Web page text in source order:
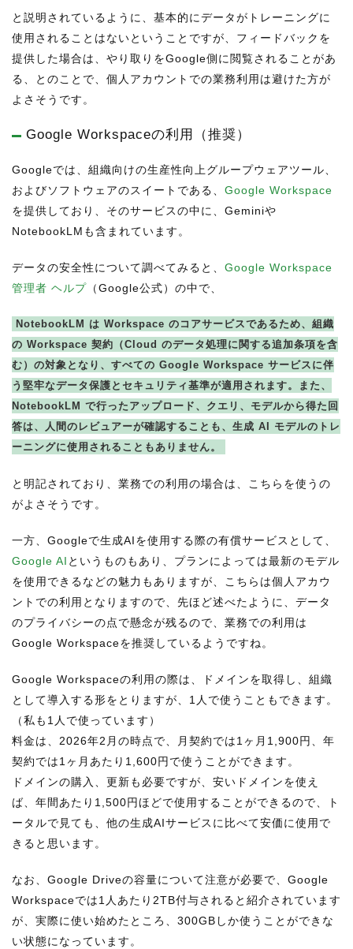
と説明されているように、基本的にデータがトレーニングに
使用されることはないということですが、フィードバックを
提供した場合は、やり取りをGoogle側に閲覧されることがあ
る、とのことで、個人アカウントでの業務利用は避けた方が
よさそうです。
Google Workspaceの利用（推奨）
Googleでは、組織向けの生産性向上グループウェアツール、
およびソフトウェアのスイートである、 Google Workspace
を提供しており、そのサービスの中に、Geminiや
NotebookLMも含まれています。
データの安全性について調べてみると、 Google Workspace
管理者 ヘルプ （Google公式）の中で、
NotebookLM は Workspace のコアサービスであるため、組織
の Workspace 契約（Cloud のデータ処理に関する追加条項を含
む）の対象となり、すべての Google Workspace サービスに伴
う堅牢なデータ保護とセキュリティ基準が適用されます。また、
NotebookLM で行ったアップロード、クエリ、モデルから得た回
答は、人間のレビュアーが確認することも、生成 AI モデルのトレ
ーニングに使用されることもありません。
と明記されており、業務での利用の場合は、こちらを使うの
がよさそうです。
一方、Googleで生成AIを使用する際の有償サービスとして、
Google AI というものもあり、プランによっては最新のモデル
を使用できるなどの魅力もありますが、こちらは個人アカウ
ントでの利用となりますので、先ほど述べたように、データ
のプライバシーの点で懸念が残るので、業務での利用は
Google Workspaceを推奨しているようですね。
Google Workspaceの利用の際は、ドメインを取得し、組織
として導入する形をとりますが、1人で使うこともできます。
（私も1人で使っています）
料金は、2026年2月の時点で、月契約では1ヶ月1,900円、年
契約では1ヶ月あたり1,600円で使うことができます。
ドメインの購入、更新も必要ですが、安いドメインを使え
ば、年間あたり1,500円ほどで使用することができるので、ト
ータルで見ても、他の生成AIサービスに比べて安価に使用で
きると思います。
なお、Google Driveの容量について注意が必要で、Google
Workspaceでは1人あたり2TB付与されると紹介されています
が、実際に使い始めたところ、300GBしか使うことができな
い状態になっています。